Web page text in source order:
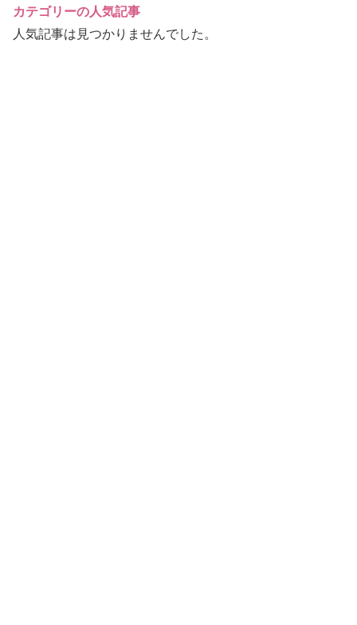
カテゴリーの人気記事
人気記事は見つかりませんでした。